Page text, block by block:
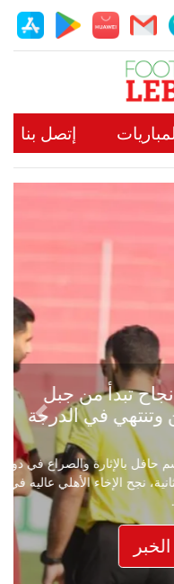
إتصل بنا
جبل
في دوري
عاليه في
Next